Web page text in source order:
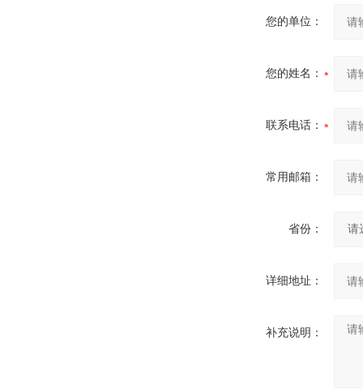
您的单位：
您的姓名：
联系电话：
常用邮箱：
省份：
详细地址：
补充说明：